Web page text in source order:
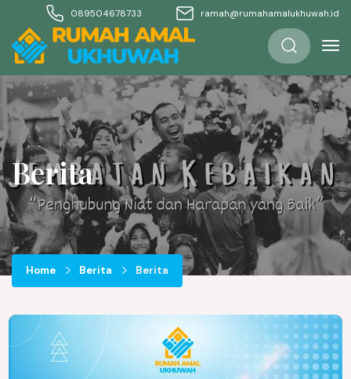
089504678733 ramah@rumahamalukhuwah.id
Berita
Home Berita Berita